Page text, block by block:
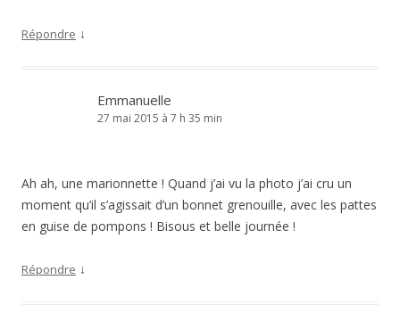
Répondre ↓
Emmanuelle
27 mai 2015 à 7 h 35 min
Ah ah, une marionnette ! Quand j’ai vu la photo j’ai cru un
moment qu’il s’agissait d’un bonnet grenouille, avec les pattes
en guise de pompons ! Bisous et belle journée !
Répondre ↓